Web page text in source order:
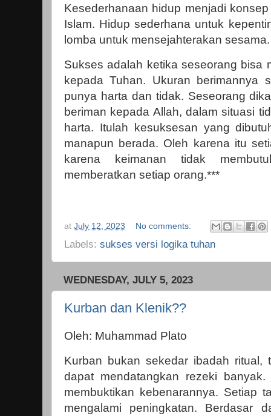
Kesederhanaan hidup menjadi
Islam. Hidup sederhana untuk
lomba untuk mensejahterakan
Sukses adalah ketika seseorang bisa
kepada Tuhan. Ukuran berimannya
punya harta dan tidak. Seseorang
beriman kepada Allah, dalam situasi
harta. Itulah kesuksesan yang
manapun berada. Oleh karena itu
karena keimanan tidak
memberatkan setiap orang.***
at July 12, 2023 No comments:
Labels: sukses versi logika tuhan
WEDNESDAY, JULY 5, 2023
Kurban dan Klenik??
Oleh: Muhammad Plato
Kurban bukan sekedar ibadah ritual,
dapat mendatangkan rezeki
membuktikan kebenarannya. Setiap
mengalami peningkatan. Berdasar